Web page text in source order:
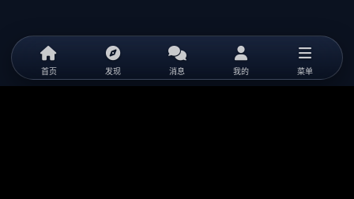
首页 发现 消息 我的 菜单